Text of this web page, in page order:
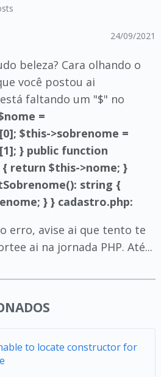
24/09/2021
beleza? Cara olhando o
você postou ai
faltando um "$" no
=
$this->sobrenome =
} public function
return $this->nome; }
string {
} } cadastro.php:
erro, avise ai que tento te
ai na jornada PHP. Até...
to locate constructor for